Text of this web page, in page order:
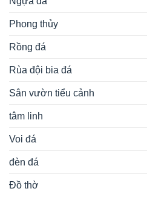
Phong thủy
Rồng đá
Rùa đội bia đá
Sân vườn tiểu cảnh
tâm linh
Voi đá
đèn đá
Đồ thờ